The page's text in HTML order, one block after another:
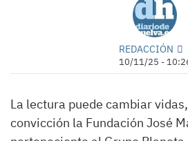
REDACCIÓN
10/11/25 -
La lectura puede cambiar
convicción la Fundación José